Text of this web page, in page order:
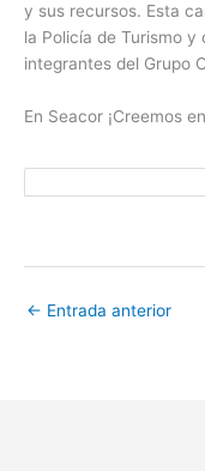
y sus recursos. Esta
la Policía de Turismo
integrantes del Grupo
En Seacor ¡Creemos
← Entrada anterior